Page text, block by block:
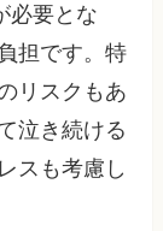
必要とな
担です。特
リスクもあ
泣き続ける
スも考慮し